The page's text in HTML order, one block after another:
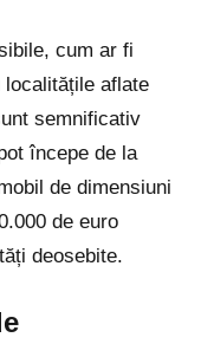
cum ar fi
aflate
semnificativ
începe de la
de dimensiuni
de euro
deosebite.